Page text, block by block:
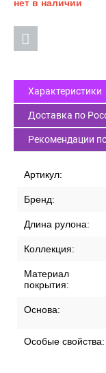
нет в наличии
Характеристики
Доставка по
Рекомендации
Артикул:
Бренд:
Длина рулона:
Коллекция:
Материал
покрытия:
Основа:
Особые свойства: